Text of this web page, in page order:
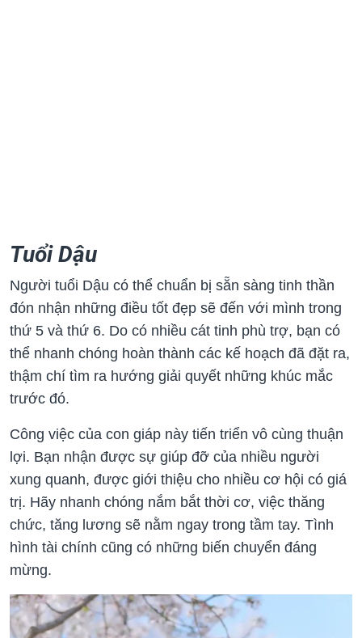
Tuổi Dậu
Người tuổi Dậu có thể chuẩn bị sẵn sàng tinh thần
đón nhận những điều tốt đẹp sẽ đến với mình trong
thứ 5 và thứ 6. Do có nhiều cát tinh phù trợ, bạn có
thể nhanh chóng hoàn thành các kế hoạch đã đặt ra,
thậm chí tìm ra hướng giải quyết những khúc mắc
trước đó.
Công việc của con giáp này tiến triển vô cùng thuận
lợi. Bạn nhận được sự giúp đỡ của nhiều người
xung quanh, được giới thiệu cho nhiều cơ hội có giá
trị. Hãy nhanh chóng nắm bắt thời cơ, việc thăng
chức, tăng lương sẽ nằm ngay trong tầm tay. Tình
hình tài chính cũng có những biến chuyển đáng
mừng.